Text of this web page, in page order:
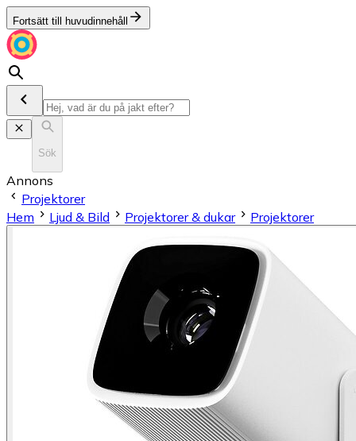
Fortsätt till huvudinnehåll
Sök
Annons
Projektorer
Hem
Ljud & Bild Projektorer & dukar Projektorer